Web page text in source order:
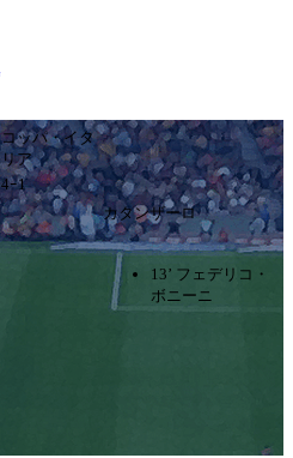
コッパ・イタ
リア
4ｰ1
カタンザーロ
13’ フェデリコ・
ボニーニ